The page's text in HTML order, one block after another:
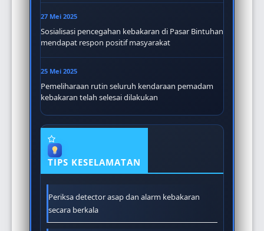
27 Mei 2025
Sosialisasi pencegahan kebakaran di Pasar Bintuhan
mendapat respon positif masyarakat
25 Mei 2025
Pemeliharaan rutin seluruh kendaraan pemadam
kebakaran telah selesai dilakukan
TIPS KESELAMATAN
Periksa detector asap dan alarm kebakaran
secara berkala